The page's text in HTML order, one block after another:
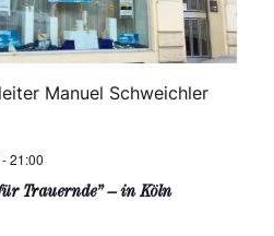
-21:00
Trauernde” – in Köln
Manuel Schweichler